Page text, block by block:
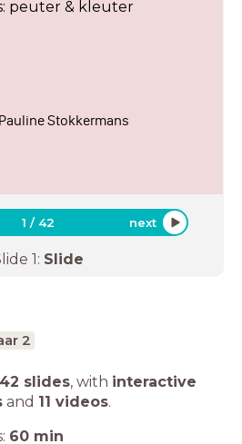
peuter & kleuter
Stokkermans
1 / 42 next
1: Slide
2
42 slides, with interactive
and 11 videos.
60 min